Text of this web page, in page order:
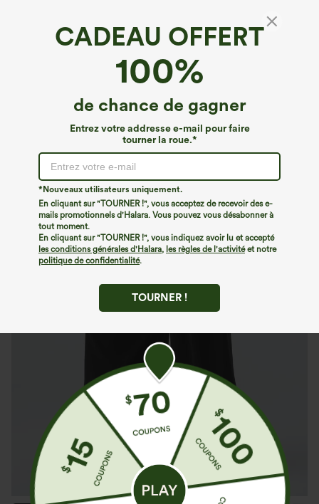
CADEAU OFFERT
100%
de chance de gagner
Entrez votre addresse e-mail pour faire
tourner la roue.*
*Nouveaux utilisateurs uniquement.
En cliquant sur "TOURNER !", vous acceptez de recevoir des e-
mails promotionnels d'Halara. Vous pouvez vous désabonner à
tout moment.
En cliquant sur "TOURNER !", vous indiquez avoir lu et accepté
les conditions générales d'Halara, les règles de l'activitéet notre
politique de confidentialité.
TOURNER !
Pantalon harem ample uni, côtelé, taille haute
et avec poches lestées.
€44,95 EUR Buy 3 Get 4th Free